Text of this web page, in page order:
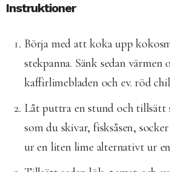
Instruktioner
Börja med att koka upp
stekpanna. Sänk sedan värmen
kaffirlimebladen och ev. röd
Låt puttra en stund och tillsätt
som du skivar, fisksåsen,
ur en liten lime alternativt ur